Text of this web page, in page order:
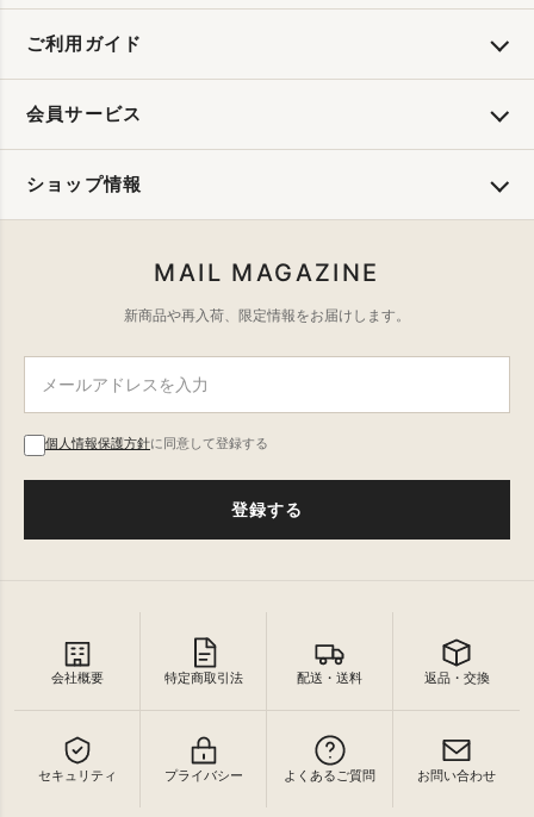
ご利用ガイド
会員サービス
ショップ情報
MAIL MAGAZINE
新商品や再入荷、限定情報をお届けします。
個人情報保護方針に同意して登録する
登録する
会社概要 特定商取引法 配送・送料 返品・交換
セキュリティ プライバシー よくあるご質問 お問い合わせ